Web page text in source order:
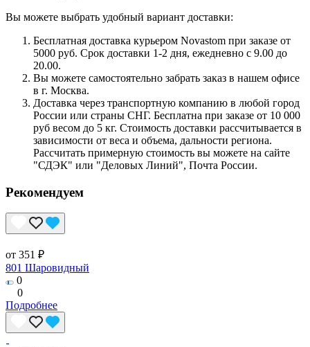
Вы можете выбрать удобный вариант доставки:
Бесплатная доставка курьером Novastom при заказе от
5000 руб. Срок доставки 1-2 дня, ежедневно с 9.00 до
20.00.
Вы можете самостоятельно забрать заказ в нашем офисе
в г. Москва.
Доставка через транспортную компанию в любой город
России или страны СНГ. Бесплатна при заказе от 10 000
руб весом до 5 кг. Стоимость доставки рассчитывается в
зависимости от веса и объема, дальности региона.
Рассчитать примерную стоимость вы можете на сайте
"СДЭК" или "Деловых Линий", Почта России.
Рекомендуем
от 351 ₽
801 Шаровидный
0
0
Подробнее